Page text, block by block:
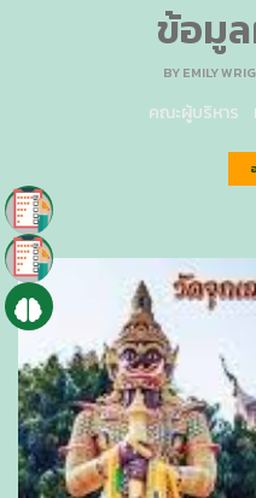
ข้อมู
BYEMILY
คณะผู้บริหาร